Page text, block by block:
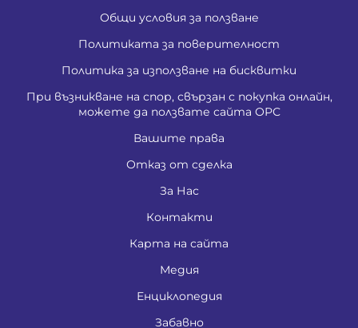
Общи условия за ползване
Политиката за поверителност
Политика за използване на бисквитки
При възникване на спор, свързан с покупка онлайн,
можете да ползвате сайта ОРС
Вашите права
Отказ от сделка
За Нас
Контакти
Карта на сайта
Медия
Енциклопедия
Забавно